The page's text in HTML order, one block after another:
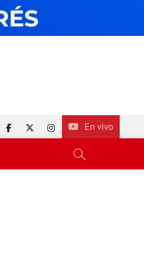
En vivo
facebook
twitterinstagram